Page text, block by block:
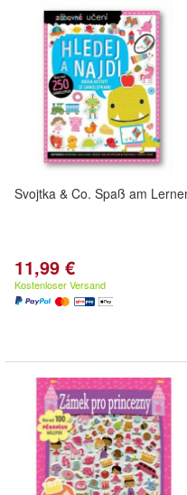
Svojtka & Co. Spaß am
11,99 €
Kostenloser Versand